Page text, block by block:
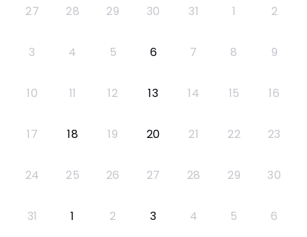
27 28 29 30 31 1 2
3 4 5 6 7 8 9
10 11 12 13 14 15 16
17 18 19 20 21 22 23
24 25 26 27 28 29 30
31 1 2 3 4 5 6